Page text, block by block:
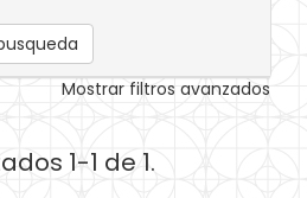
Mostrar filtros avanzados
1-1 de 1.